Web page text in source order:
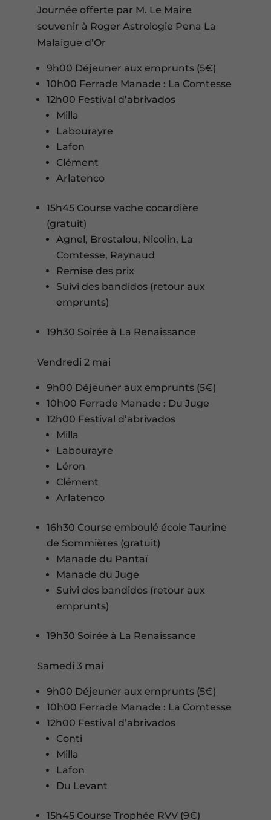
Journée offerte par M. Le Maire
souvenir à Roger Astrologie Pena La
Malaigue d’Or
9h00 Déjeuner aux emprunts (5€)
10h00 Ferrade Manade : La Comtesse
12h00 Festival d’abrivados
Milla
Labourayre
Lafon
Clément
Arlatenco
15h45 Course vache cocardière
(gratuit)
Agnel, Brestalou, Nicolin, La
Comtesse, Raynaud
Remise des prix
Suivi des bandidos (retour aux
emprunts)
19h30 Soirée à La Renaissance
Vendredi 2 mai
9h00 Déjeuner aux emprunts (5€)
10h00 Ferrade Manade : Du Juge
12h00 Festival d’abrivados
Milla
Labourayre
Léron
Clément
Arlatenco
16h30 Course emboulé école Taurine
de Sommières (gratuit)
Manade du Pantaï
Manade du Juge
Suivi des bandidos (retour aux
emprunts)
19h30 Soirée à La Renaissance
Samedi 3 mai
9h00 Déjeuner aux emprunts (5€)
10h00 Ferrade Manade : La Comtesse
12h00 Festival d’abrivados
Conti
Milla
Lafon
Du Levant
15h45 Course Trophée RVV (9€)